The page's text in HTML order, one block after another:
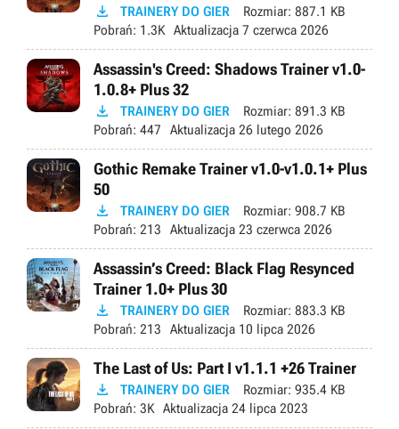
 TRAINERY DO GIER Rozmiar: 887.1 KB
Pobrań: 1.3K Aktualizacja 7 czerwca 2026
Assassin's Creed: Shadows Trainer v1.0-
1.0.8+ Plus 32
 TRAINERY DO GIER Rozmiar: 891.3 KB
Pobrań: 447 Aktualizacja 26 lutego 2026
Gothic Remake Trainer v1.0-v1.0.1+ Plus
50
 TRAINERY DO GIER Rozmiar: 908.7 KB
Pobrań: 213 Aktualizacja 23 czerwca 2026
Assassin’s Creed: Black Flag Resynced
Trainer 1.0+ Plus 30
 TRAINERY DO GIER Rozmiar: 883.3 KB
Pobrań: 213 Aktualizacja 10 lipca 2026
The Last of Us: Part I v1.1.1 +26 Trainer
 TRAINERY DO GIER Rozmiar: 935.4 KB
Pobrań: 3K Aktualizacja 24 lipca 2023